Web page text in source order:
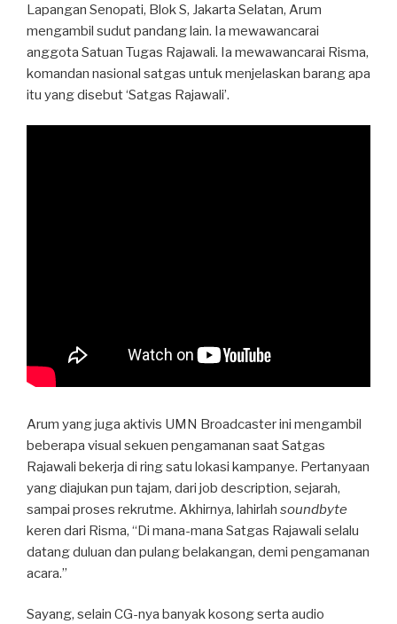
Lapangan Senopati, Blok S, Jakarta Selatan, Arum
mengambil sudut pandang lain. Ia mewawancarai
anggota Satuan Tugas Rajawali. Ia mewawancarai Risma,
komandan nasional satgas untuk menjelaskan barang apa
itu yang disebut ‘Satgas Rajawali’.
Arum yang juga aktivis UMN Broadcaster ini mengambil
beberapa visual sekuen pengamanan saat Satgas
Rajawali bekerja di ring satu lokasi kampanye. Pertanyaan
yang diajukan pun tajam, dari job description, sejarah,
sampai proses rekrutme. Akhirnya, lahirlah soundbyte
keren dari Risma, “Di mana-mana Satgas Rajawali selalu
datang duluan dan pulang belakangan, demi pengamanan
acara.”
Sayang, selain CG-nya banyak kosong serta audio